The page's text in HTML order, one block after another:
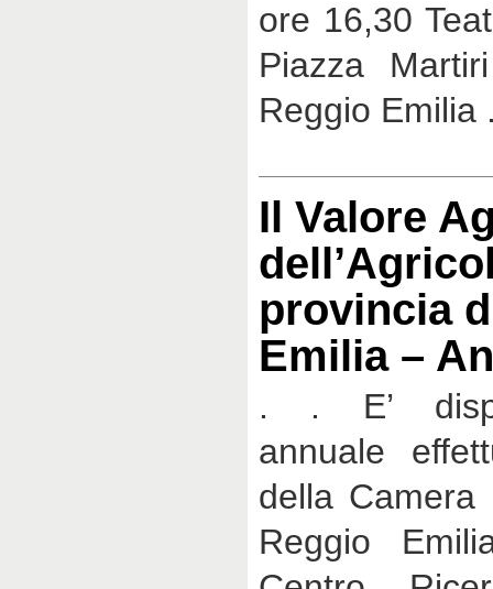
ore 16,30
Piazza
Reggio Emilia
Il Valore
provincia
Emilia –
. . E’
annuale
della Camera
Reggio